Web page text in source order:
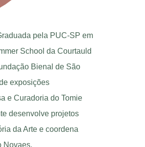
pela PUC-SP em
School da Courtauld
Bienal de São
exposições
e Curadoria do Tomie
desenvolve projetos
da Arte e coordena
Novaes.